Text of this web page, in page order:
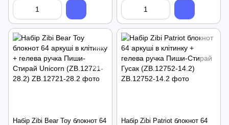
Набір Zibi Bear Toy блокнот 64
Набір Zibi Patriot блокнот 64